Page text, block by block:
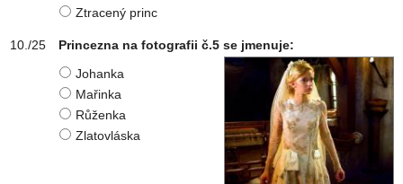
Ztracený princ
Princezna na fotografii č.5 se jmenuje:
Johanka
Mařinka
Růženka
Zlatovláska